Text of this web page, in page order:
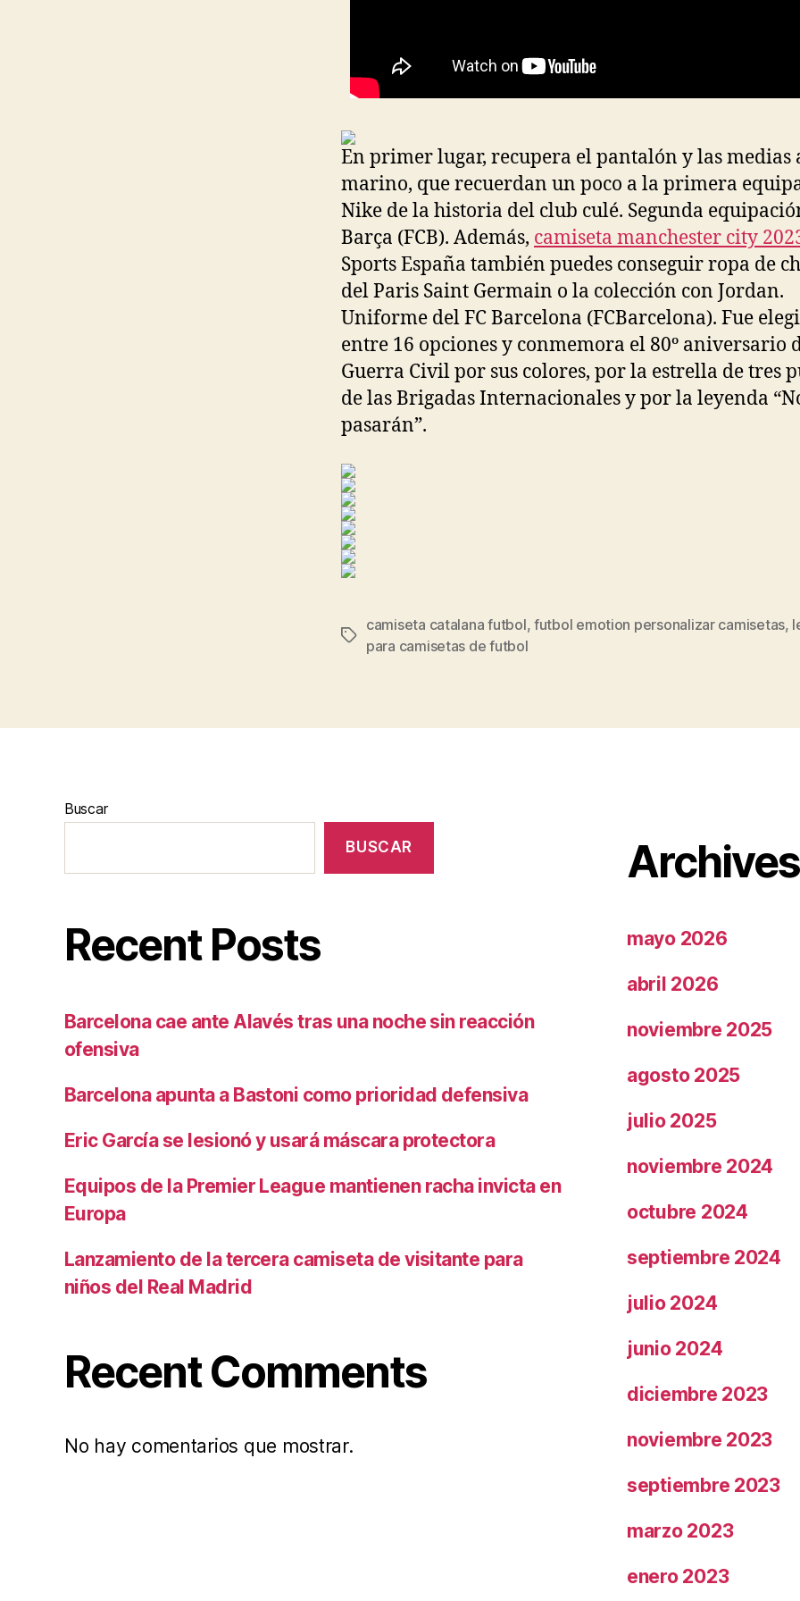
En primer lugar, recupera el pantalón y las medias
marino, que recuerdan un poco a la primera
Nike de la historia del club culé. Segunda
Barça (FCB). Además, camiseta manchester city
Sports España también puedes conseguir ropa de
del Paris Saint Germain o la colección con Jordan.
Uniforme del FC Barcelona (FCBarcelona). Fue
entre 16 opciones y conmemora el 80º aniversario
Guerra Civil por sus colores, por la estrella de tres
de las Brigadas Internacionales y por la leyenda
pasarán”.
Etiquetas
camiseta catalana futbol, futbol emotion personalizar camisetas,
para camisetas de futbol
Buscar
BUSCAR
Recent Posts
Barcelona cae ante Alavés tras una noche sin reacción
ofensiva
Barcelona apunta a Bastoni como prioridad defensiva
Eric García se lesionó y usará máscara protectora
Equipos de la Premier League mantienen racha invicta en
Europa
Lanzamiento de la tercera camiseta de visitante para
niños del Real Madrid
Recent Comments
No hay comentarios que mostrar.
Archives
mayo 2026
abril 2026
noviembre 2025
agosto 2025
julio 2025
noviembre 2024
octubre 2024
septiembre 2024
julio 2024
junio 2024
diciembre 2023
noviembre 2023
septiembre 2023
marzo 2023
enero 2023